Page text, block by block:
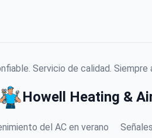
Servicio de calidad. Siempre
Howell Heating &
del AC en verano